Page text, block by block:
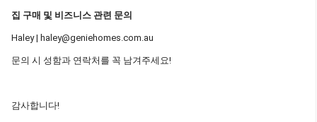
집 구매 및 비즈니스 관련 문의
Haley | haley@geniehomes.com.au
문의 시 성함과 연락처를 꼭 남겨주세요!
감사합니다!